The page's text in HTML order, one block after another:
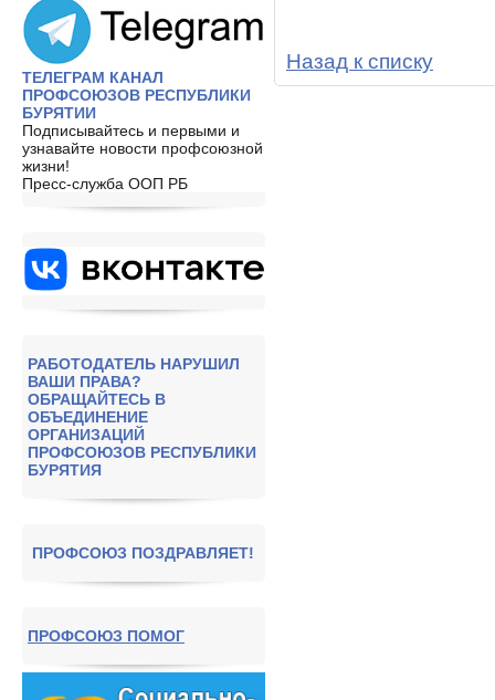
ТЕЛЕГРАМ КАНАЛ
ПРОФСОЮЗОВ РЕСПУБЛИКИ
БУРЯТИИ
Подписывайтесь и первыми и
узнавайте новости профсоюзной
жизни!
Пресс-служба ООП РБ
РАБОТОДАТЕЛЬ НАРУШИЛ
ВАШИ ПРАВА?
ОБРАЩАЙТЕСЬ В
ОБЪЕДИНЕНИЕ
ОРГАНИЗАЦИЙ
ПРОФСОЮЗОВ РЕСПУБЛИКИ
БУРЯТИЯ
ПРОФСОЮЗ ПОЗДРАВЛЯЕТ!
ПРОФСОЮЗ ПОМОГ
Назад к списку